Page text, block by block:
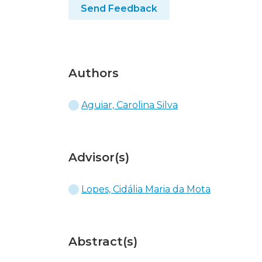
Send Feedback
Authors
Aguiar, Carolina Silva
Advisor(s)
Lopes, Cidália Maria da Mota
Abstract(s)